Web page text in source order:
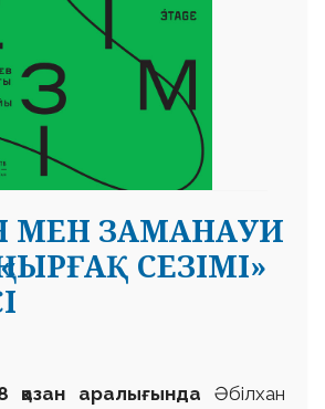
МЕН ЗАМАНАУИ
«ЫРҒАҚ СЕЗІМІ»
қазан аралығындаӘбілхан